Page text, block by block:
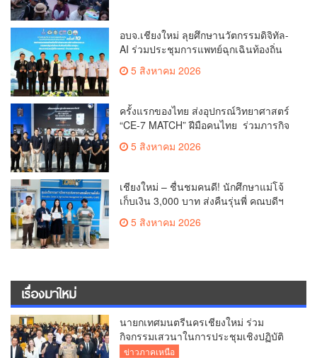
อบจ.เชียงใหม่ ลุยศึกษานวัตกรรมดิจิทัล-
AI ร่วมประชุมการแพทย์ฉุกเฉินท้องถิ่น
เอราวัณสู่มาตรฐานสากล
5 สิงหาคม 2026
ครั้งแรกของไทย ส่งอุปกรณ์วิทยาศาสตร์
“CE-7 MATCH” ฝีมือคนไทย ร่วมภารกิจ
สำรวจดวงจันทร์ 24 สิงหาคมนี้
5 สิงหาคม 2026
เชียงใหม่ – ชื่นชมคนดี! นักศึกษาแม่โจ้
เก็บเงิน 3,000 บาท ส่งคืนรุ่นพี่ คณบดีฯ
มอบเกียรติบัตรเชิดชู “ลูกแม่โจ้เลิศน้ำใจ”
5 สิงหาคม 2026
เรื่องมาใหม่
นายกเทศมนตรีนครเชียงใหม่ ร่วม
กิจกรรมเสวนาในการประชุมเชิงปฏิบัติ
การป้องกันการทุจริตเชิงรุก ขับเคลื่อน
ข่าวภาคเหนือ